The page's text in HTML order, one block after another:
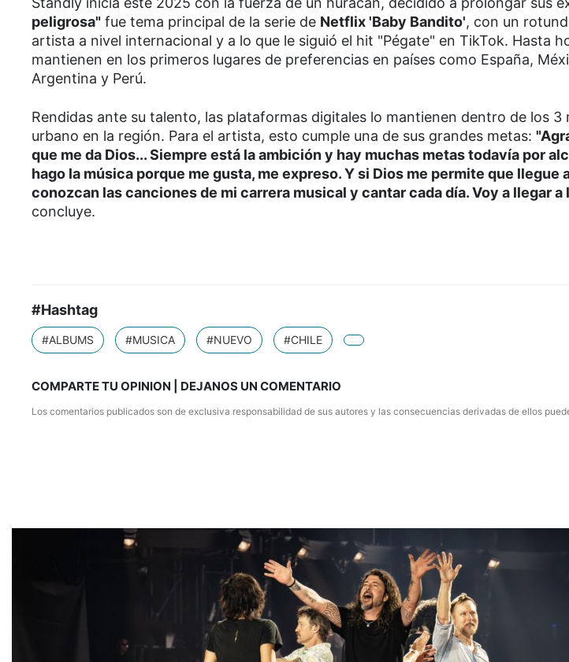
peligrosa" fue tema principal de la serie de Netflix 'Baby Bandito', con un
artista a nivel internacional y a lo que le siguió el hit "Pégate" en TikTok. Hasta
mantienen en los primeros lugares de preferencias en países como España,
Argentina y Perú.
Rendidas ante su talento, las plataformas digitales lo mantienen dentro de los 3
urbano en la región. Para el artista, esto cumple una de sus grandes metas:
que me da Dios... Siempre está la ambición y hay muchas metas todavía por
hago la música porque me gusta, me expreso. Y si Dios me permite que llegue
conozcan las canciones de mi carrera musical y cantar cada día. Voy a llegar a
concluye.
#Hashtag
#ALBUMS #MUSICA #NUEVO #CHILE
COMPARTE TU OPINION | DEJANOS UN COMENTARIO
Los comentarios publicados son de exclusiva responsabilidad de sus autores y las consecuencias derivadas de ellos